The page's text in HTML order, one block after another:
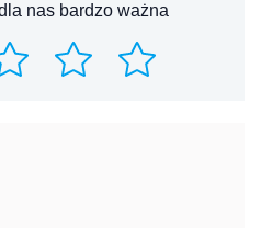
nas bardzo ważna